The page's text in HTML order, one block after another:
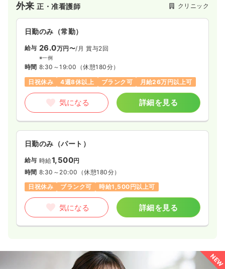
外来正・准看護師 クリニック
日勤のみ（常勤）
給与 26.0万円〜/月 賞与2回
※一例
時間 8:30～19:00 （休憩180分）
日祝休み
4週8休以上 ブランク可 月給26万円以上可
気になる 詳細を見る
日勤のみ（パート）
給与 時給1,500円
時間 8:30～20:00 （休憩180分）
日祝休み
ブランク可 時給1,500円以上可
気になる 詳細を見る
NEW